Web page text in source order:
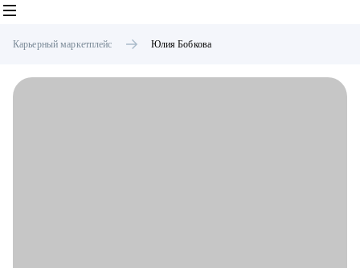
Карьерный маркетплейс Юлия Бобкова